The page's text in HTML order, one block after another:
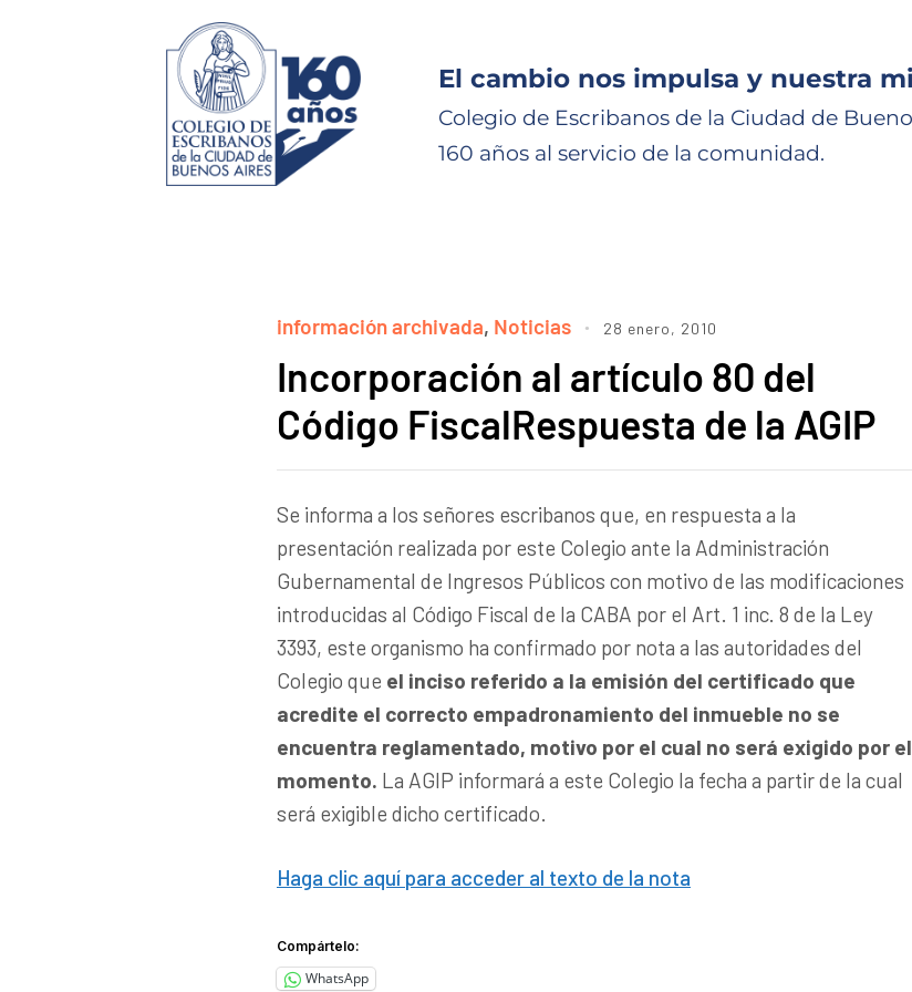
El cambio nos impulsa y nuestra
Colegio de Escribanos de la Ciudad de
160 años al servicio de la comunidad.
información archivada, Noticias 28 enero, 2010
Incorporación al artículo 80 del
Código FiscalRespuesta de la AGIP
Se informa a los señores escribanos que, en respuesta a la
presentación realizada por este Colegio ante la Administración
Gubernamental de Ingresos Públicos con motivo de las modificaciones
introducidas al Código Fiscal de la CABA por el Art. 1 inc. 8 de la Ley
3393, este organismo ha confirmado por nota a las autoridades del
Colegio que el inciso referido a la emisión del certificado que
acredite el correcto empadronamiento del inmueble no se
encuentra reglamentado, motivo por el cual no será exigido por el
momento. La AGIP informará a este Colegio la fecha a partir de la cual
será exigible dicho certificado.
Haga clic aquí para acceder al texto de la nota
Compártelo:
WhatsApp